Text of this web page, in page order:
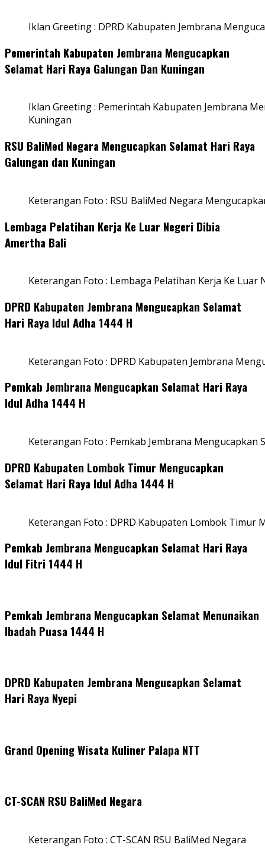
Iklan Greeting : DPRD Kabupaten Jembrana
Pemerintah Kabupaten Jembrana Mengucapkan
Selamat Hari Raya Galungan Dan Kuningan
Iklan Greeting : Pemerintah Kabupaten Jembrana
Kuningan
RSU BaliMed Negara Mengucapkan Selamat Hari Raya
Galungan dan Kuningan
Keterangan Foto : RSU BaliMed Negara
Lembaga Pelatihan Kerja Ke Luar Negeri Dibia
Amertha Bali
Keterangan Foto : Lembaga Pelatihan Kerja Ke Luar
DPRD Kabupaten Jembrana Mengucapkan Selamat
Hari Raya Idul Adha 1444 H
Keterangan Foto : DPRD Kabupaten Jembrana
Pemkab Jembrana Mengucapkan Selamat Hari Raya
Idul Adha 1444 H
Keterangan Foto : Pemkab Jembrana Mengucapkan
DPRD Kabupaten Lombok Timur Mengucapkan
Selamat Hari Raya Idul Adha 1444 H
Keterangan Foto : DPRD Kabupaten Lombok Timur
Pemkab Jembrana Mengucapkan Selamat Hari Raya
Idul Fitri 1444 H
Pemkab Jembrana Mengucapkan Selamat Menunaikan
Ibadah Puasa 1444 H
DPRD Kabupaten Jembrana Mengucapkan Selamat
Hari Raya Nyepi
Grand Opening Wisata Kuliner Palapa NTT
CT-SCAN RSU BaliMed Negara
Keterangan Foto : CT-SCAN RSU BaliMed Negara